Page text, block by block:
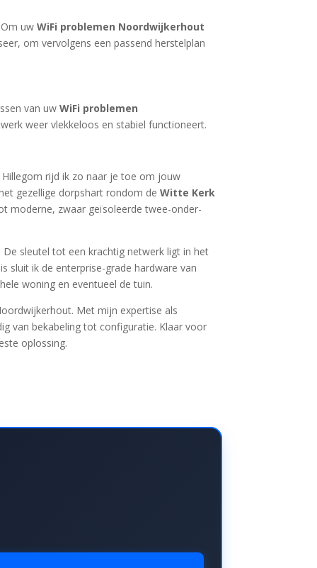
Om uwWiFi problemen Noordwijkerhout
om vervolgens een passend herstelplan
van uwWiFi problemen
weer vlekkeloos en stabiel functioneert.
rijd ik zo naar je toe om jouw
gezellige dorpshart rondom deWitte Kerk
moderne, zwaar geïsoleerde twee-onder-
sleutel tot een krachtig netwerk ligt in het
sluit ik de enterprise-grade hardware van
woning en eventueel de tuin.
Met mijn expertise als
van bekabeling tot configuratie. Klaar voor
oplossing.